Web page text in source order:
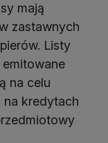
mają
zastawnych
Listy
na celu
na kredytach